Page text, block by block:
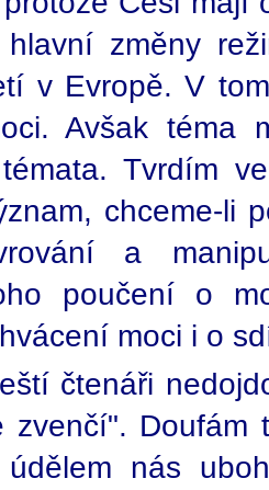
hlavní změny
v Evropě. V
Avšak téma
Tvrdím
chceme-li
a
poučení o
moci i o
čtenáři
zvenčí".
nás